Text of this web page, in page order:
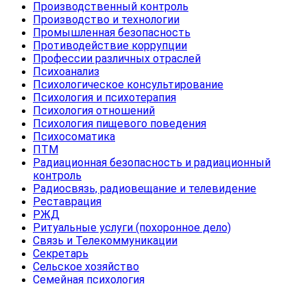
Производственный контроль
Производство и технологии
Промышленная безопасность
Противодействие коррупции
Профессии различных отраслей
Психоанализ
Психологическое консультирование
Психология и психотерапия
Психология отношений
Психология пищевого поведения
Психосоматика
ПТМ
Радиационная безопасность и радиационный
контроль
Радиосвязь, радиовещание и телевидение
Реставрация
РЖД
Ритуальные услуги (похоронное дело)
Связь и Телекоммуникации
Секретарь
Сельское хозяйство
Семейная психология